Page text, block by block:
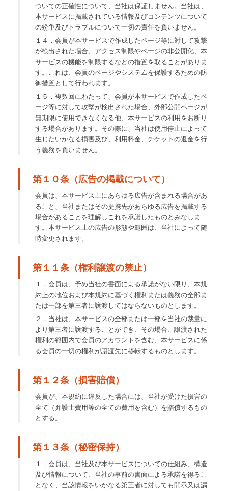
ついての正確性について、当社は保証しません。当社は、
本サービスに掲載されている情報及びコンテンツについて
の紛争及びトラブルについて一切の責任を負いません。
１４．会員が本サービスで作成したページ等に対して攻撃
が検出された場合、アクセス制限やページの非公開化、本
サービスの機能を制限するなどの措置を取ることがありま
す。これは、会員のページやシステムを保護するための防
御措置として行われます。
１５．複数回にわたって、会員が本サービスで作成したペ
ージ等に対して攻撃が検出された場合、外部公開ページが
無期限に使用できなくなる他、本サービスの利用をお断り
する場合があります。その際に、当社は使用停止によって
生じたいかなる損害及び、利用料金、チケットの返金を行
う義務を負いません。
第１０条（広告の掲載について）
会員は、本サービス上にあらゆる広告が含まれる場合があ
ること、当社またはその提携先があらゆる広告を掲載する
場合があることを理解しこれを承諾したものとみなしま
す。本サービス上の広告の形態や範囲は、当社によって随
時変更されます。
第１１条（権利譲渡の禁止）
１．会員は、予め当社の書面による承諾がない限り、本規
約上の地位および本規約に基づく権利または義務の全部ま
たは一部を第三者に譲渡してはならないものとします。
２．当社は、本サービスの全部または一部を当社の裁量に
より第三者に譲渡することができ、その場合、譲渡された
権利の範囲内で会員のアカウントを含む、本サービスに係
る会員の一切の権利が譲渡先に移転するものとします。
第１２条（損害賠償）
会員が、本規約に違反した場合には、当社が受けた損害の
全て（弁護士費用等の全ての費用を含む）を賠償するもの
とする。
第１３条（秘密保持）
１．会員は、当社及び本サービスについての仕組み、構造
及び情報について、当社の事前の書面による承諾を得るこ
となく、当該情報をいかなる第三者に対しても開示又は漏